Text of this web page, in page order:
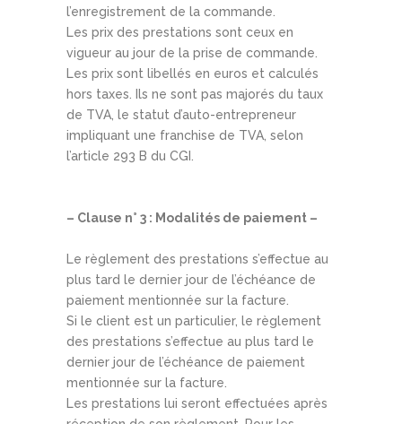
l’enregistrement de la commande.
Les prix des prestations sont ceux en
vigueur au jour de la prise de commande.
Les prix sont libellés en euros et calculés
hors taxes. Ils ne sont pas majorés du taux
de TVA, le statut d’auto-entrepreneur
impliquant une franchise de TVA, selon
l’article 293 B du CGI.
– Clause n° 3 : Modalités de paiement –
Le règlement des prestations s’effectue au
plus tard le dernier jour de l’échéance de
paiement mentionnée sur la facture.
Si le client est un particulier, le règlement
des prestations s’effectue au plus tard le
dernier jour de l’échéance de paiement
mentionnée sur la facture.
Les prestations lui seront effectuées après